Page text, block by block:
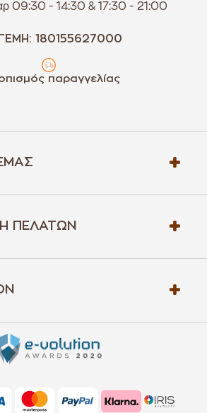
09:30 - 14:30 & 17:30 - 21:00
180155627000
παραγγελίας
ΠΕΛΑΤΏΝ